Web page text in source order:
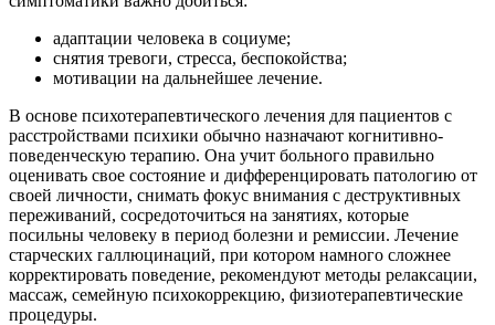
адаптации человека в социуме;
снятия тревоги, стресса, беспокойства;
мотивации на дальнейшее лечение.
В основе психотерапевтического лечения для пациентов с
расстройствами психики обычно назначают когнитивно-
поведенческую терапию. Она учит больного правильно
оценивать свое состояние и дифференцировать патологию от
своей личности, снимать фокус внимания с деструктивных
переживаний, сосредоточиться на занятиях, которые
посильны человеку в период болезни и ремиссии. Лечение
старческих галлюцинаций, при котором намного сложнее
корректировать поведение, рекомендуют методы релаксации,
массаж, семейную психокоррекцию, физиотерапевтические
процедуры.